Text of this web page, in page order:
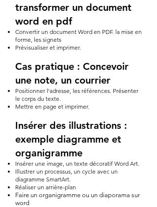
transformer un document
word en pdf
Convertir un document Word en PDF. la mise en
forme, les signets
Prévisualiser et imprimer.
Cas pratique : Concevoir
une note, un courrier
Positionner l'adresse, les références. Présenter
le corps du texte.
Mettre en page et imprimer.
Insérer des illustrations :
exemple diagramme et
organigramme
Insérer une image, un texte décoratif Word Art.
Illustrer un processus, un cycle avec un
diagramme SmartArt.
Réaliser un arrière-plan
Faire un organigramme ou un diaporama sur
word